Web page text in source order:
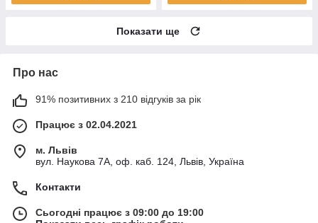
Показати ще
Про нас
91% позитивних з 210 відгуків за рік
Працює з 02.04.2021
м. Львів
вул. Наукова 7А, оф. каб. 124, Львів, Україна
Контакти
Сьогодні працює з 09:00 до 19:00